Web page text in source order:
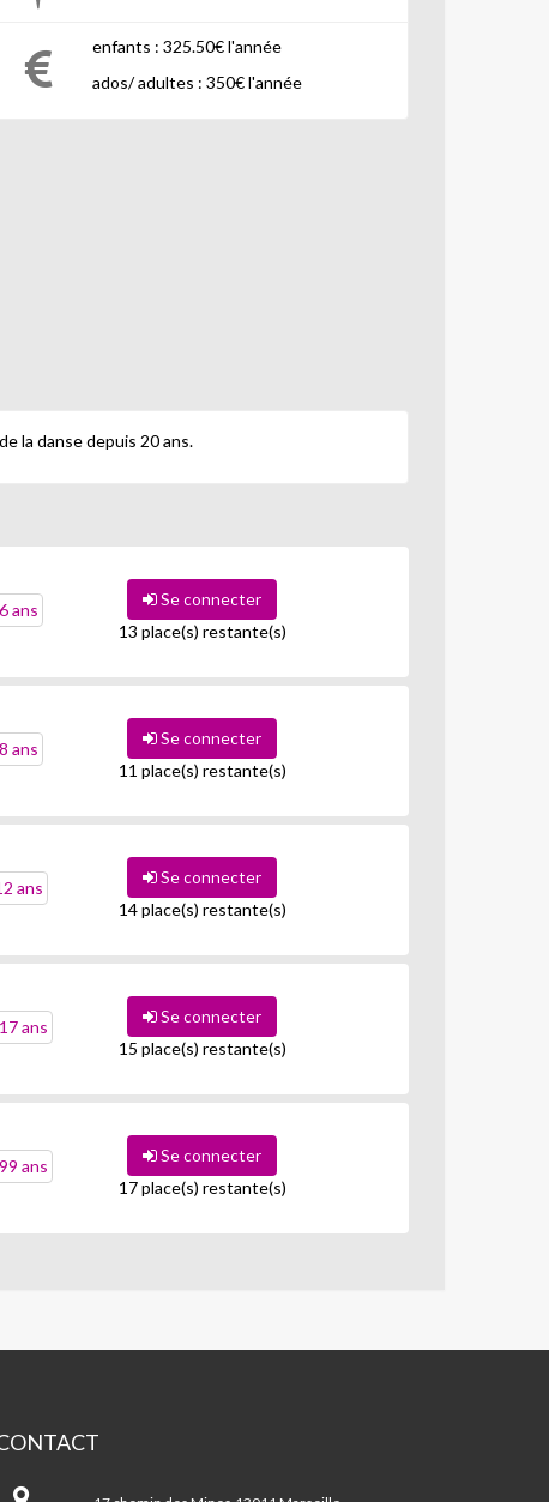
enfants : 325.50€ l'année
ados/ adultes : 350€ l'année
la danse depuis 20 ans.
ans
Se connecter
13 place(s) restante(s)
ans
Se connecter
11 place(s) restante(s)
ans
Se connecter
14 place(s) restante(s)
ans
Se connecter
15 place(s) restante(s)
ans
Se connecter
17 place(s) restante(s)
CAMOINS/EOURES